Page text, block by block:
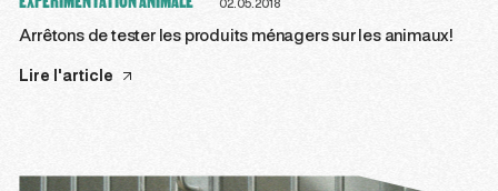
02.05.2018
Arrêtons de tester les produits ménagers sur les animaux!
Lire l'article